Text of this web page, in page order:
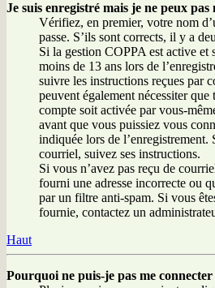
Je suis enregistré mais je ne peux pas
Vérifiez, en premier, votre nom
passe. S’ils sont corrects, il y a
Si la gestion COPPA est active
moins de 13 ans lors de
suivre les instructions reçues par
peuvent également nécessiter
compte soit activée par vous-
avant que vous puissiez vous
indiquée lors de l’enregistrement.
courriel, suivez ses instructions.
Si vous n’avez pas reçu de
fourni une adresse incorrecte ou
par un filtre anti-spam. Si vous
fournie, contactez un
Haut
Pourquoi ne puis-je pas me connecter